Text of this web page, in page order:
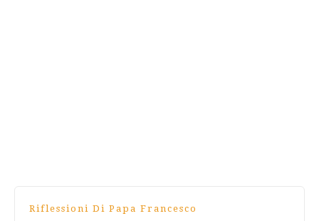
Riflessioni Di Papa Francesco